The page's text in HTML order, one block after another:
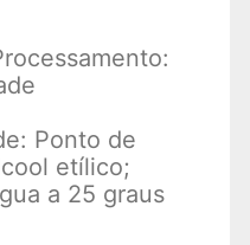
Ponto de
etílico;
a 25 graus